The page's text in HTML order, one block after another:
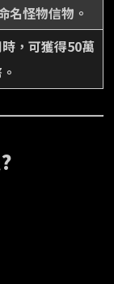
名怪物信物。
，可獲得50萬